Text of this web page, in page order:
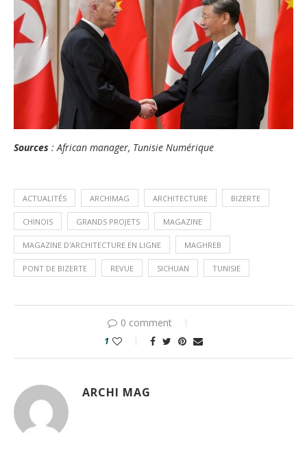
Sources : African manager, Tunisie Numérique
ACTUALITÉS ARCHIMAG ARCHITECTURE BIZERTE
CHINOIS GRANDS PROJETS MAGAZINE
MAGAZINE D'ARCHITECTURE EN LIGNE MAGHREB
PONT DE BIZERTE REVUE SICHUAN TUNISIE
0 comment
1
ARCHI MAG